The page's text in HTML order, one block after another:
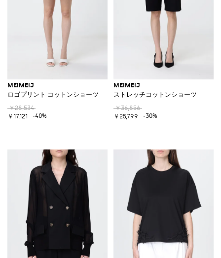
MEIMEIJ
ロゴプリント コットンショーツ
￥28,534
￥17,121
-40%
MEIMEIJ
ストレッチコットンショーツ
￥36,856
￥25,799
-30%